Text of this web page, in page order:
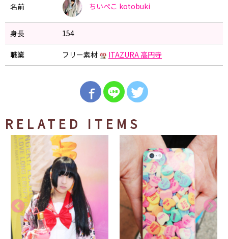
名前 ちいぺこ kotobuki
身長 154
職業 フリー素材 ITAZURA 高円寺
RELATED ITEMS